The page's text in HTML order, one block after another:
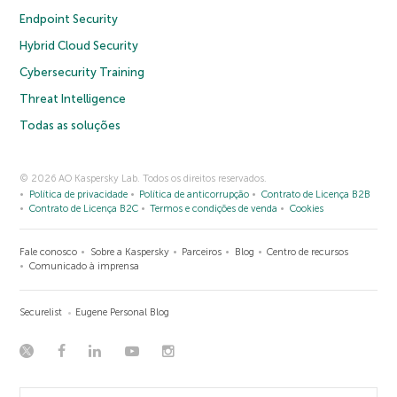
Endpoint Security
Hybrid Cloud Security
Cybersecurity Training
Threat Intelligence
Todas as soluções
© 2026 AO Kaspersky Lab. Todos os direitos reservados.
Política de privacidade
Política de anticorrupção
Contrato de Licença B2B
Contrato de Licença B2C
Termos e condições de venda Cookies
Fale conosco Sobre a Kaspersky Parceiros Blog
Centro de recursos
Comunicado à imprensa
Securelist Eugene Personal Blog